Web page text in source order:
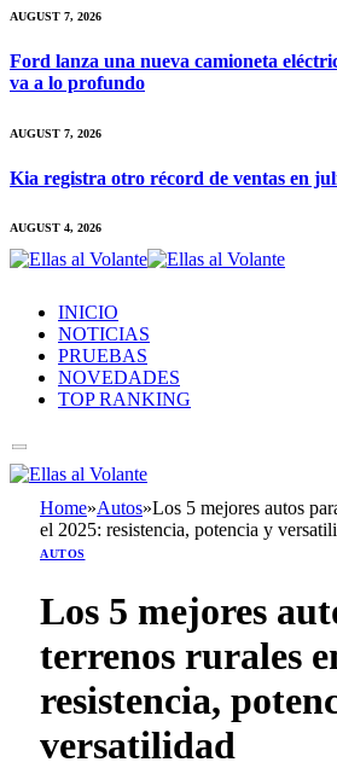
AUGUST 7, 2026
Ford lanza una nueva camioneta
va a lo profundo
AUGUST 7, 2026
Kia registra otro récord de ventas en
AUGUST 4, 2026
INICIO
NOTICIAS
PRUEBAS
NOVEDADES
TOP RANKING
Home»Autos»Los 5 mejores autos
el 2025: resistencia, potencia y
AUTOS
Los 5 mejores
terrenos rurales
resistencia,
versatilidad